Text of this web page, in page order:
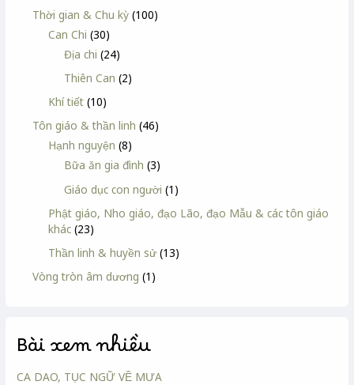
Thời gian & Chu kỳ (100)
Can Chi (30)
Địa chi (24)
Thiên Can (2)
Khí tiết (10)
Tôn giáo & thần linh (46)
Hạnh nguyện (8)
Bữa ăn gia đình (3)
Giáo dục con người (1)
Phật giáo, Nho giáo, đạo Lão, đạo Mẫu & các tôn giáo
khác (23)
Thần linh & huyền sử (13)
Vòng tròn âm dương (1)
Bài xem nhiều
CA DAO, TỤC NGỮ VỀ MƯA